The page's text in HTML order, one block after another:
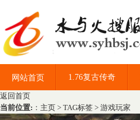
网站首页 1.76复古传奇
返回首页
当前位置: ： 主页 > TAG标签 > 游戏玩家